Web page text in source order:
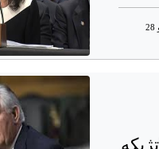
8 ساڵ و 6 مانگ و 21 ڕۆژ و 1 کاتژمێر و 28